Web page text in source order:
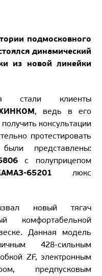
подмосковного
динамический
из новой линейки
стали клиенты
, ведь в его
консультации
протестировать
представлены:
с полуприцепом
65201 люкс
новый тягач
комфортабельной
Данная модель
428-сильным
ZF, электронным
предпусковым